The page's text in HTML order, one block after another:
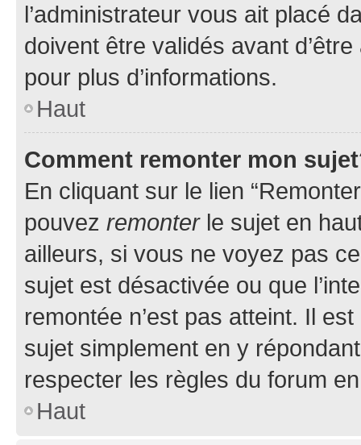
l’administrateur vous ait placé
doivent être validés avant
pour plus d’informations.
Haut
Comment remonter mon
En cliquant sur le lien
pouvez remonterle sujet en
ailleurs, si vous ne voyez pas
sujet est désactivée ou que
remontée n’est pas atteint. Il
sujet simplement en y
respecter les règles du forum
Haut